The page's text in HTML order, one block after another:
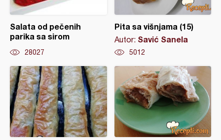
Salata od pečenih
parika sa sirom
28027
Pita sa višnjama (15)
Autor: Savić Sanela
5012